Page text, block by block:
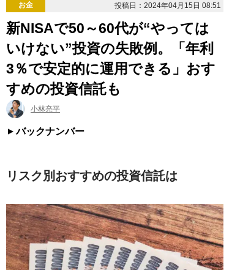
お金 投稿日：2024年04月15日 08:51
新NISAで50～60代が“やっては
いけない”投資の失敗例。「年利
3％で安定的に運用できる」おす
すめの投資信託も
小林亮平
バックナンバー
リスク別おすすめの投資信託は